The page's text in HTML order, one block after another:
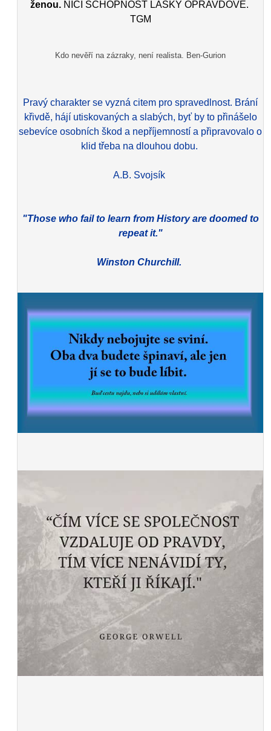
ženou. NIČÍ SCHOPNOST LÁSKY OPRAVDOVÉ.
TGM
Kdo nevěří na zázraky, není realista. Ben-Gurion
Pravý charakter se vyzná citem pro spravedlnost. Brání
křivdě, hájí utiskovaných a slabých, byť by to přinášelo
sebevíce osobních škod a nepříjemností a připravovalo o
klid třeba na dlouhou dobu.
A.B. Svojsík
"Those who fail to learn from History are doomed to
repeat it."
Winston Churchill.